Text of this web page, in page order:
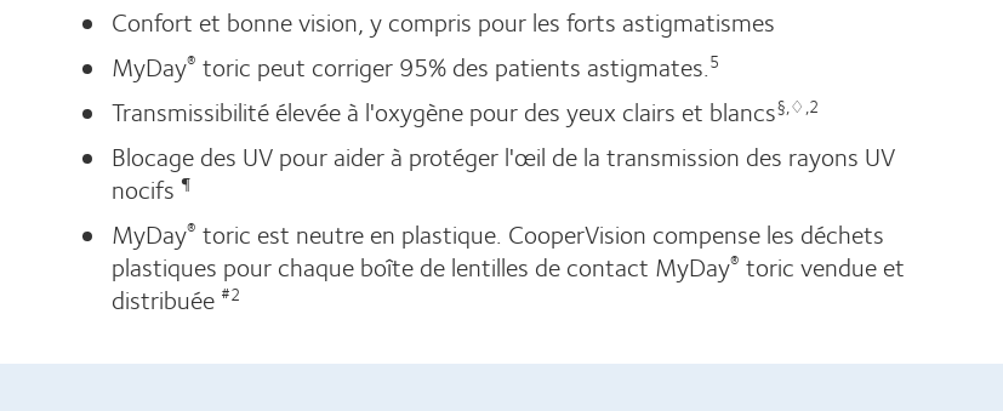
Confort et bonne vision, y compris pour les forts astigmatismes
MyDay® toric peut corriger 95% des patients astigmates.5
Transmissibilité élevée à l'oxygène pour des yeux clairs et blancs§,♢,2
Blocage des UV pour aider à protéger l'œil de la transmission des rayons UV
nocifs ¶
MyDay® toric est neutre en plastique. CooperVision compense les déchets
plastiques pour chaque boîte de lentilles de contact MyDay® toric vendue et
distribuée #2